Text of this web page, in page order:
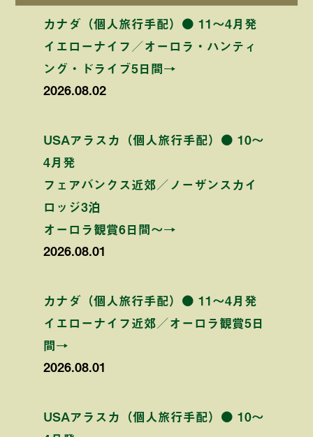
カナダ（個人旅行手配）● 11〜4月発
イエローナイフ／オーロラ・ハンティ
ング・ドライブ5日間→
2026.08.02
USAアラスカ（個人旅行手配）● 10〜
4月発
フェアバンクス近郊／ノーザンスカイ
ロッジ3泊
オーロラ観賞6日間〜→
2026.08.01
カナダ（個人旅行手配）● 11〜4月発
イエローナイフ近郊／オーロラ観賞5日
間→
2026.08.01
USAアラスカ（個人旅行手配）● 10〜